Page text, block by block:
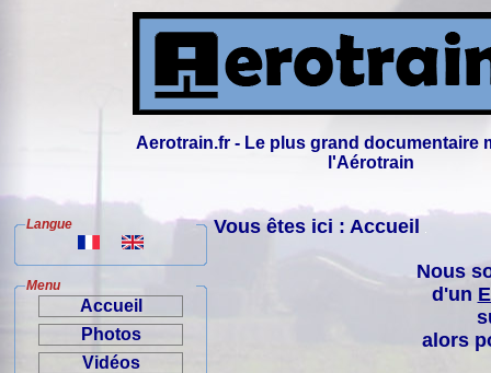
Aerotrain.fr - Le plus grand documentaire
l'Aérotrain
Langue
Menu
Accueil
Photos
Vidéos
Vous êtes ici : Accueil
Nous
d'un
alors